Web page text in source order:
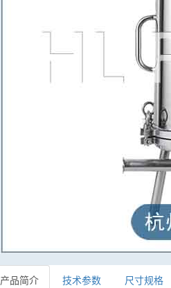
产品简介 技术参数 尺寸规格